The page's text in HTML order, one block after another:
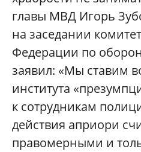
главы МВД Игорь
на заседании
Федерации по
заявил: «Мы ставим
института
к сотрудникам
действия априори
правомерными и